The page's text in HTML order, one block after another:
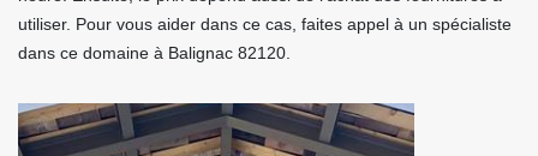
utiliser. Pour vous aider dans ce cas, faites appel à un spécialiste
dans ce domaine à Balignac 82120.